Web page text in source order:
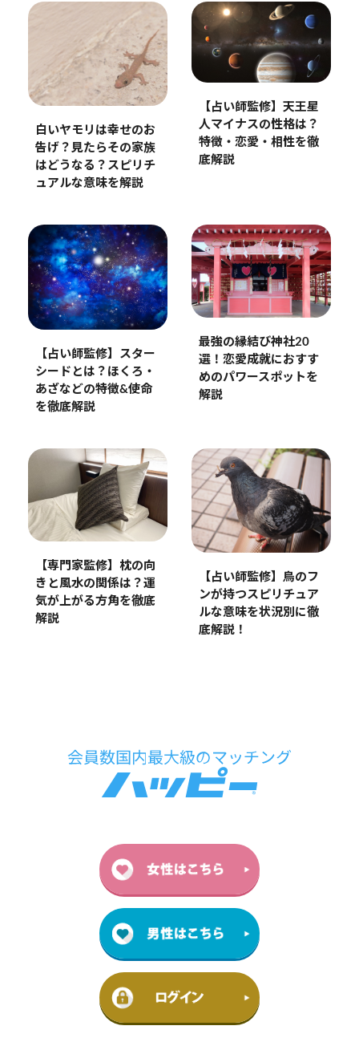
白いヤモリは幸せのお
告げ？見たらその家族
はどうなる？スピリチ
ュアルな意味を解説
【占い師監修】天王星
人マイナスの性格は？
特徴・恋愛・相性を徹
底解説
【占い師監修】スター
シードとは？ほくろ・
あざなどの特徴&使命
を徹底解説
最強の縁結び神社20
選！恋愛成就におすす
めのパワースポットを
解説
【専門家監修】枕の向
きと風水の関係は？運
気が上がる方角を徹底
解説
【占い師監修】鳥のフ
ンが持つスピリチュア
ルな意味を状況別に徹
底解説！